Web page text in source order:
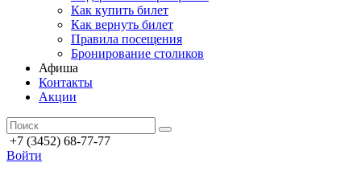
Как купить билет
Как вернуть билет
Правила посещения
Бронирование столиков
Афиша
Контакты
Акции
+7 (3452) 68-77-77
Войти